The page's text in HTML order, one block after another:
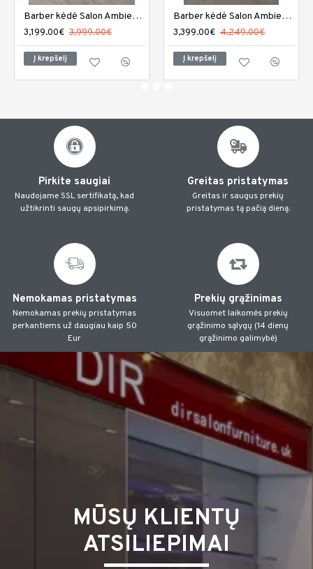
Barber kėdė Salon Ambience Elite
3,199.00€ 3,999.00€
Į krepšelį
Barber kėdė Salon Ambience Elite plius
3,399.00€ 4,249.00€
Į krepšelį
Pirkite saugiai
Naudojame SSL sertifikatą, kad
užtikrinti saugų apsipirkimą.
Greitas pristatymas
Greitas ir saugus prekių
pristatymas tą pačią dieną.
Nemokamas pristatymas
Nemokamas prekių pristatymas
perkantiems už daugiau kaip 50
Eur
Prekių grąžinimas
Visuomet laikomės prekių
grąžinimo sąlygų (14 dienų
grąžinimo galimybė)
MŪSŲ KLIENTŲ
ATSILIEPIMAI